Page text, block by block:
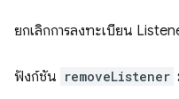
ยกเลิกการลงทะเบียน
ฟังก์ชัน removeListener